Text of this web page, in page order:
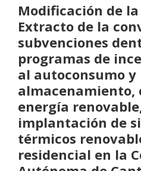
Modificación de
Extracto de la
subvenciones
programas de
al autoconsumo y
almacenamiento,
energía
implantación de
térmicos
residencial en la